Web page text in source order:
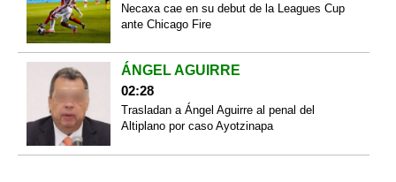
Necaxa cae en su debut de la Leagues Cup
ante Chicago Fire
ÁNGEL AGUIRRE
02:28
Trasladan a Ángel Aguirre al penal del
Altiplano por caso Ayotzinapa